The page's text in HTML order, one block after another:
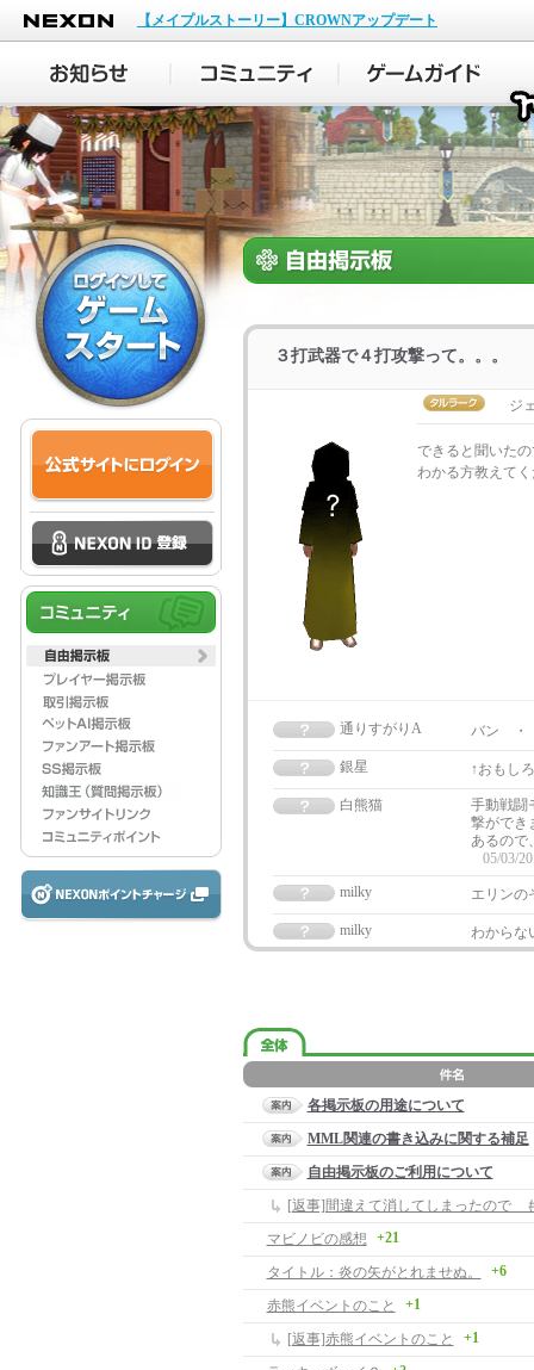
NEXON
【メイプルストーリー】CROWNアップデート
３打武器で４打攻撃って。。。
ジ
できると聞いた
わかる方教え
通りすがりA バン ・
銀星 ↑おもし
白熊猫
手動戦闘
撃ができ
あるので
05/03/
milky
エリンの
milky わからな
各掲示板の用途について
MML関連の書き込みに関する補足
自由掲示板のご利用について
マビノビの感想 +21
タイトル：炎の矢がとれませぬ。 +6
赤熊イベントのこと +1
[返事]赤熊イベントのこと +1